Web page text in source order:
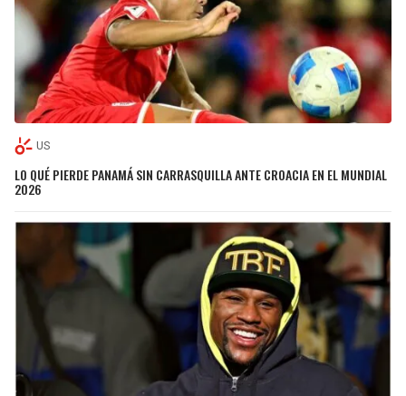
US
LO QUÉ PIERDE PANAMÁ SIN CARRASQUILLA ANTE CROACIA EN EL MUNDIAL
2026